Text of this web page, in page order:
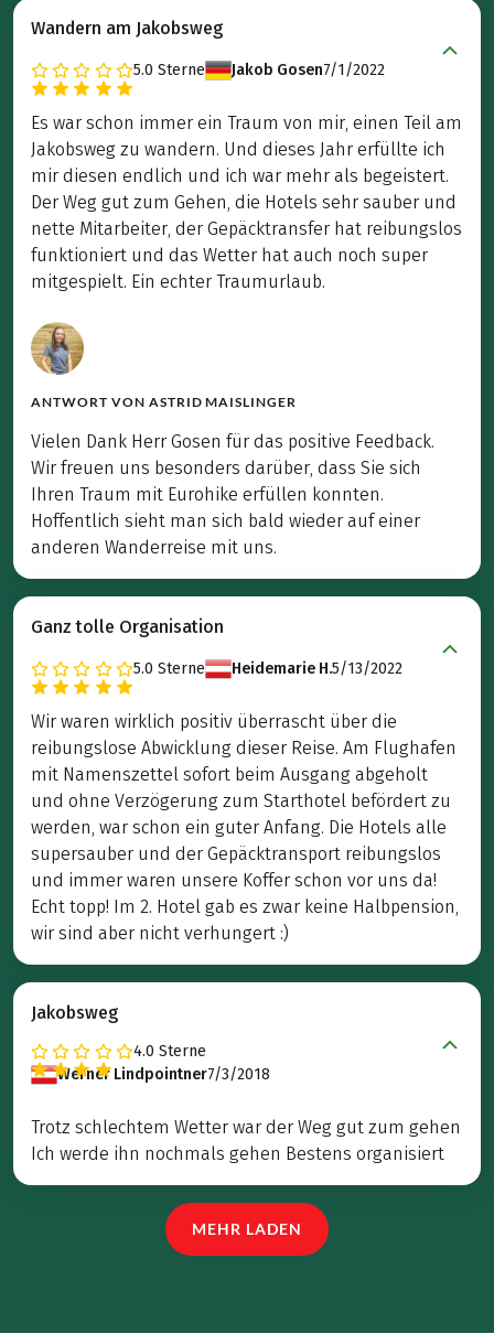
Wandern am Jakobsweg
5.0 Sterne Jakob Gosen7/1/2022
Es war schon immer ein Traum von mir, einen Teil am
Jakobsweg zu wandern. Und dieses Jahr erfüllte ich
mir diesen endlich und ich war mehr als begeistert.
Der Weg gut zum Gehen, die Hotels sehr sauber und
nette Mitarbeiter, der Gepäcktransfer hat reibungslos
funktioniert und das Wetter hat auch noch super
mitgespielt. Ein echter Traumurlaub.
ANTWORT VON ASTRID MAISLINGER
Vielen Dank Herr Gosen für das positive Feedback.
Wir freuen uns besonders darüber, dass Sie sich
Ihren Traum mit Eurohike erfüllen konnten.
Hoffentlich sieht man sich bald wieder auf einer
anderen Wanderreise mit uns.
Ganz tolle Organisation
5.0 Sterne Heidemarie H.5/13/2022
Wir waren wirklich positiv überrascht über die
reibungslose Abwicklung dieser Reise. Am Flughafen
mit Namenszettel sofort beim Ausgang abgeholt
und ohne Verzögerung zum Starthotel befördert zu
werden, war schon ein guter Anfang. Die Hotels alle
supersauber und der Gepäcktransport reibungslos
und immer waren unsere Koffer schon vor uns da!
Echt topp! Im 2. Hotel gab es zwar keine Halbpension,
wir sind aber nicht verhungert :)
Jakobsweg
4.0 Sterne
Werner Lindpointner7/3/2018
Trotz schlechtem Wetter war der Weg gut zum gehen
Ich werde ihn nochmals gehen Bestens organisiert
MEHR LADEN